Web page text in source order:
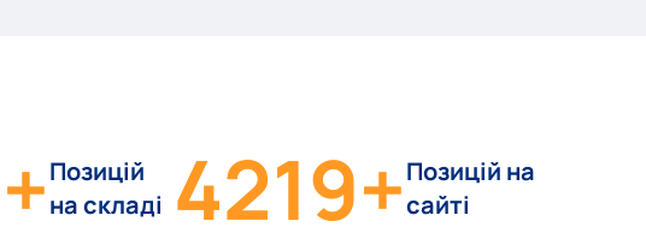
+Позицій
на складі 4219+Позицій на
сайті